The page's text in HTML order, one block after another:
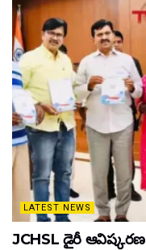
LATEST NEWS
JCHSL డైరీ ఆవిష్కరణ